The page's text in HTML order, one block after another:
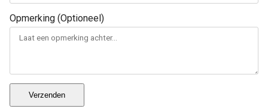
Opmerking (Optioneel)
Verzenden